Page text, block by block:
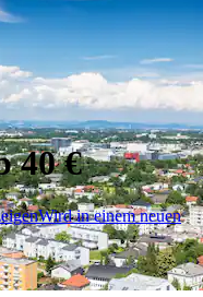
40 €
Wird in einem neuen